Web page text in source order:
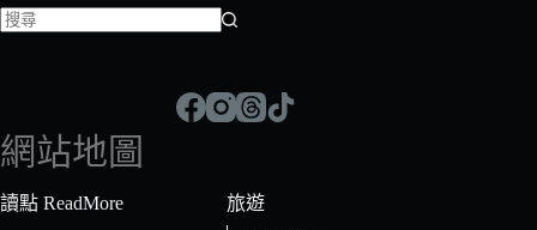
符
合
條
網站地圖
讀點 ReadMore
旅遊